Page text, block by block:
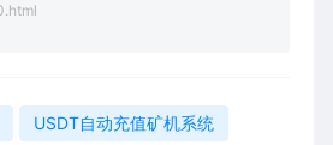
USDT自动充值矿机系统